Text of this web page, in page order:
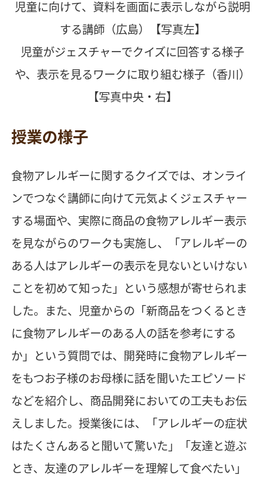
児童に向けて、資料を画面に表示しながら説明
する講師（広島）【写真左】
児童がジェスチャーでクイズに回答する様子
や、表示を見るワークに取り組む様子（香川）
【写真中央・右】
授業の様子
食物アレルギーに関するクイズでは、オンライ
ンでつなぐ講師に向けて元気よくジェスチャー
する場面や、実際に商品の食物アレルギー表示
を見ながらのワークも実施し、「アレルギーの
ある人はアレルギーの表示を見ないといけない
ことを初めて知った」という感想が寄せられま
した。また、児童からの「新商品をつくるとき
に食物アレルギーのある人の話を参考にする
か」という質問では、開発時に食物アレルギー
をもつお子様のお母様に話を聞いたエピソード
などを紹介し、商品開発においての工夫もお伝
えしました。授業後には、「アレルギーの症状
はたくさんあると聞いて驚いた」「友達と遊ぶ
とき、友達のアレルギーを理解して食べたい」